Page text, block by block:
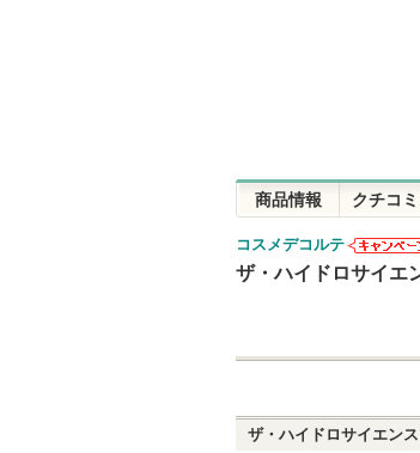
商品情報 クチコミ
コスメデコルテ
コスメデ
す
ザ・ハイドロサイエ
ザ・ハイドロサイエン